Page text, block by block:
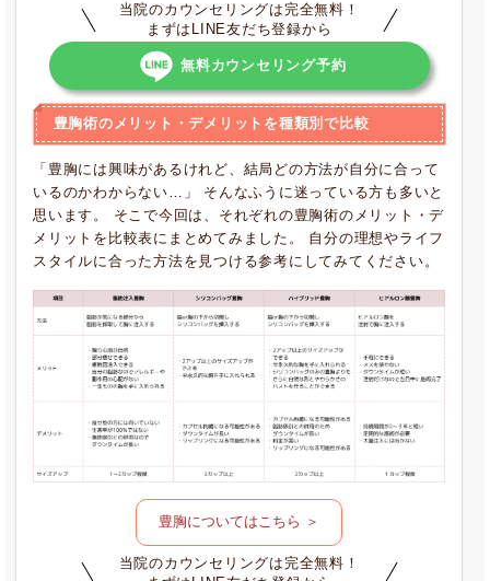
当院のカウンセリングは完全無料！
まずはLINE友だち登録から
無料カウンセリング予約
豊胸術のメリット・デメリットを種類別で比較
「豊胸には興味があるけれど、結局どの方法が自分に合って
いるのかわからない…」 そんなふうに迷っている方も多いと
思います。 そこで今回は、それぞれの豊胸術のメリット・デ
メリットを比較表にまとめてみました。 自分の理想やライフ
スタイルに合った方法を見つける参考にしてみてください。
豊胸についてはこちら ＞
当院のカウンセリングは完全無料！